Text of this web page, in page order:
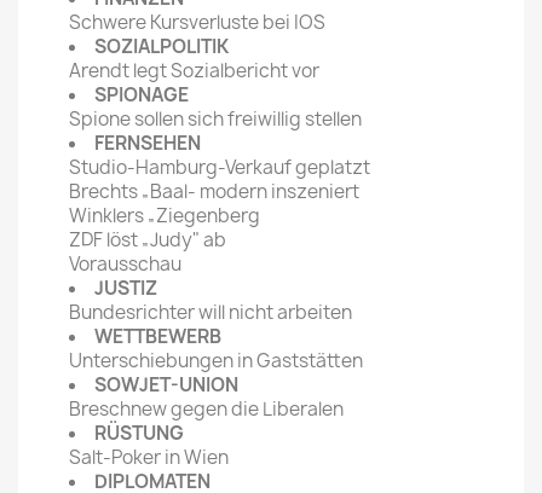
Schwere Kursverluste bei IOS
SOZIALPOLITIK
Arendt legt Sozialbericht vor
SPIONAGE
Spione sollen sich freiwillig stellen
FERNSEHEN
Studio-Hamburg-Verkauf geplatzt
Brechts „Baal- modern inszeniert
Winklers „Ziegenberg
ZDF löst „Judy" ab
Vorausschau
JUSTIZ
Bundesrichter will nicht arbeiten
WETTBEWERB
Unterschiebungen in Gaststätten
SOWJET-UNION
Breschnew gegen die Liberalen
RÜSTUNG
Salt-Poker in Wien
DIPLOMATEN